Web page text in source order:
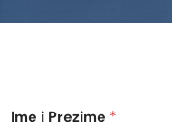
Ime i Prezime *